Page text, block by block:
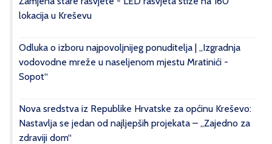
lokacija u Kreševu
Odluka o izboru najpovoljnijeg ponuditelja | „Izgradnja
vodovodne mreže u naseljenom mjestu Mratinići -
Sopot“
Nova sredstva iz Republike Hrvatske za općinu Kreševo:
Nastavlja se jedan od najljepših projekata – „Zajedno za
zdraviji dom“